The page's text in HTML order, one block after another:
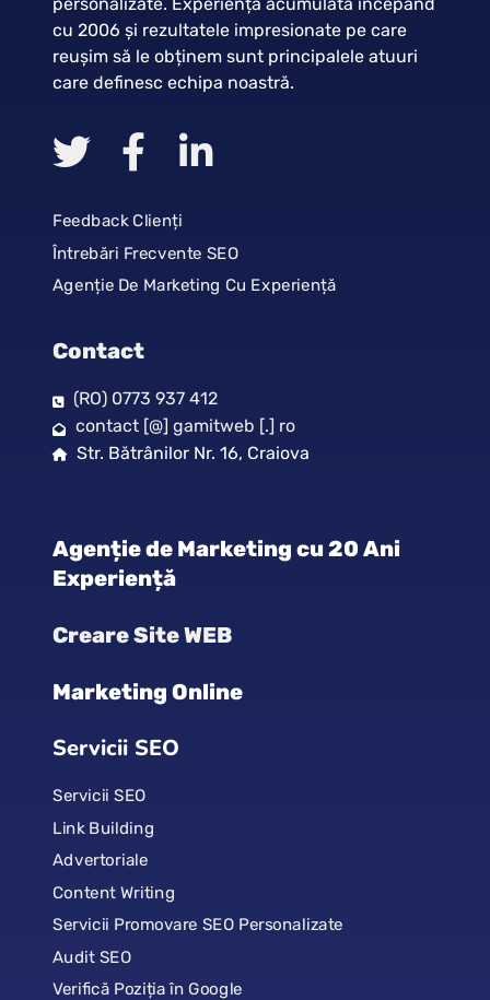
cu 2006 și rezultatele impresionate pe care
reușim să le obținem sunt principalele atuuri
care definesc echipa noastră.
Feedback Clienți
Întrebări Frecvente SEO
Agenție De Marketing Cu Experiență
Contact
(RO) 0773 937 412
contact [@] gamitweb [.] ro
Str. Bătrânilor Nr. 16, Craiova
Agenție de Marketing cu 20 Ani
Experiență
Creare Site WEB
Marketing Online
Servicii SEO
Servicii SEO
Link Building
Advertoriale
Content Writing
Servicii Promovare SEO Personalizate
Audit SEO
Verifică Poziția în Google